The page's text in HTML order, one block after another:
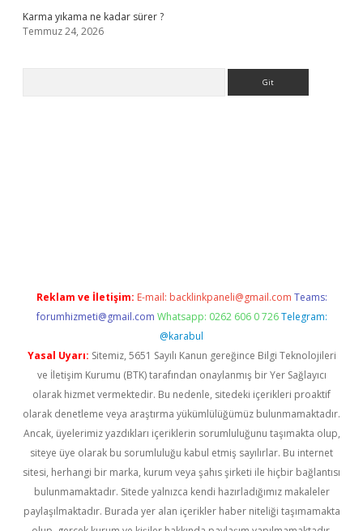
Karma yıkama ne kadar sürer ?
Temmuz 24, 2026
Reklam ve İletişim: E-mail: backlinkpaneli@gmail.com Teams:
forumhizmeti@gmail.com Whatsapp: 0262 606 0 726 Telegram:
@karabul
Yasal Uyarı: Sitemiz, 5651 Sayılı Kanun gereğince Bilgi Teknolojileri
ve İletişim Kurumu (BTK) tarafından onaylanmış bir Yer Sağlayıcı
olarak hizmet vermektedir. Bu nedenle, sitedeki içerikleri proaktif
olarak denetleme veya araştırma yükümlülüğümüz bulunmamaktadır.
Ancak, üyelerimiz yazdıkları içeriklerin sorumluluğunu taşımakta olup,
siteye üye olarak bu sorumluluğu kabul etmiş sayılırlar. Bu internet
sitesi, herhangi bir marka, kurum veya şahıs şirketi ile hiçbir bağlantısı
bulunmamaktadır. Sitede yalnızca kendi hazırladığımız makaleler
paylaşılmaktadır. Burada yer alan içerikler haber niteliği taşımamakta